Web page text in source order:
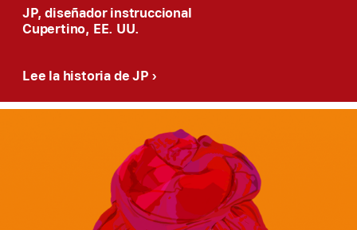
JP, diseñador instruccional
Cupertino, EE. UU.
Lee la historia de JP